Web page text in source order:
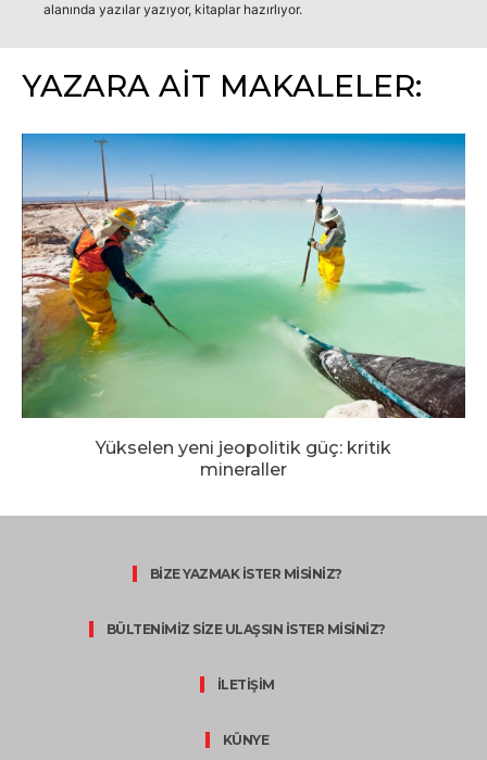
alanında yazılar yazıyor, kitaplar hazırlıyor.
YAZARA AİT MAKALELER:
Yükselen yeni jeopolitik güç: kritik
mineraller
BİZE YAZMAK İSTER MİSİNİZ?
BÜLTENİMİZ SİZE ULAŞSIN İSTER MİSİNİZ?
İLETİŞİM
KÜNYE